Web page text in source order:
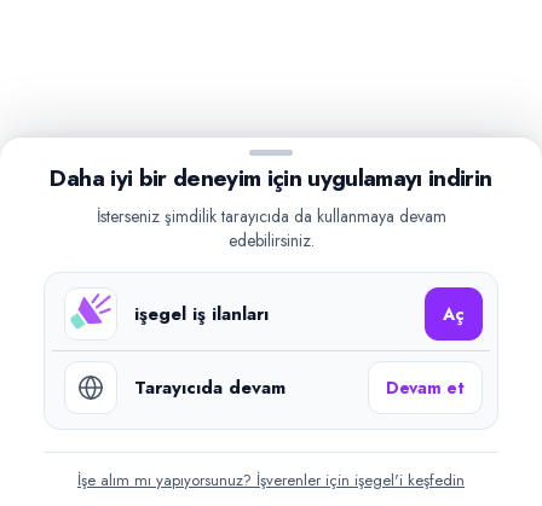
Daha iyi bir deneyim için uygulamayı indirin
İsterseniz şimdilik tarayıcıda da kullanmaya devam
edebilirsiniz.
işegel iş ilanları Aç
Tarayıcıda devam Devam et
İşe alım mı yapıyorsunuz? İşverenler için işegel'i keşfedin